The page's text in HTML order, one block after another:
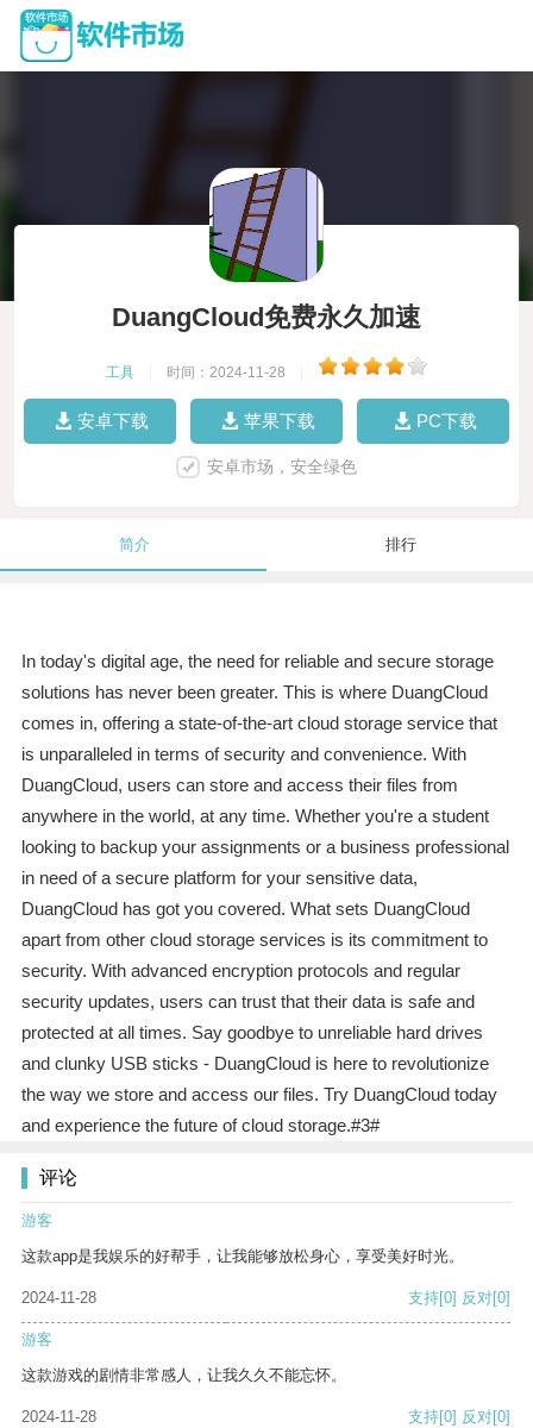
DuangCloud免费永久加速
工具 时间：2024-11-28
安卓下载 苹果下载 PC下载
安卓市场，安全绿色
简介 排行
In today's digital age, the need for reliable and secure storage
solutions has never been greater. This is where DuangCloud
comes in, offering a state-of-the-art cloud storage service that
is unparalleled in terms of security and convenience. With
DuangCloud, users can store and access their files from
anywhere in the world, at any time. Whether you're a student
looking to backup your assignments or a business professional
in need of a secure platform for your sensitive data,
DuangCloud has got you covered. What sets DuangCloud
apart from other cloud storage services is its commitment to
security. With advanced encryption protocols and regular
security updates, users can trust that their data is safe and
protected at all times. Say goodbye to unreliable hard drives
and clunky USB sticks - DuangCloud is here to revolutionize
the way we store and access our files. Try DuangCloud today
and experience the future of cloud storage.#3#
评论
游客
这款app是我娱乐的好帮手，让我能够放松身心，享受美好时光。
2024-11-28 支持[0] 反对[0]
游客
这款游戏的剧情非常感人，让我久久不能忘怀。
2024-11-28 支持[0] 反对[0]